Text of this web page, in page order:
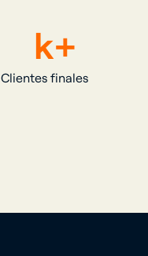
k+
Clientes finales